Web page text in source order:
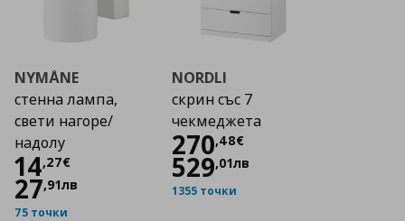
NYMÅNE
стенна лампа,
свети нагоре/
надолу
14,27€
Цена
27,91лв
75 точки
NORDLI
скрин със 7
чекмеджета
270,48€
Цена
529,01лв
1355 точки